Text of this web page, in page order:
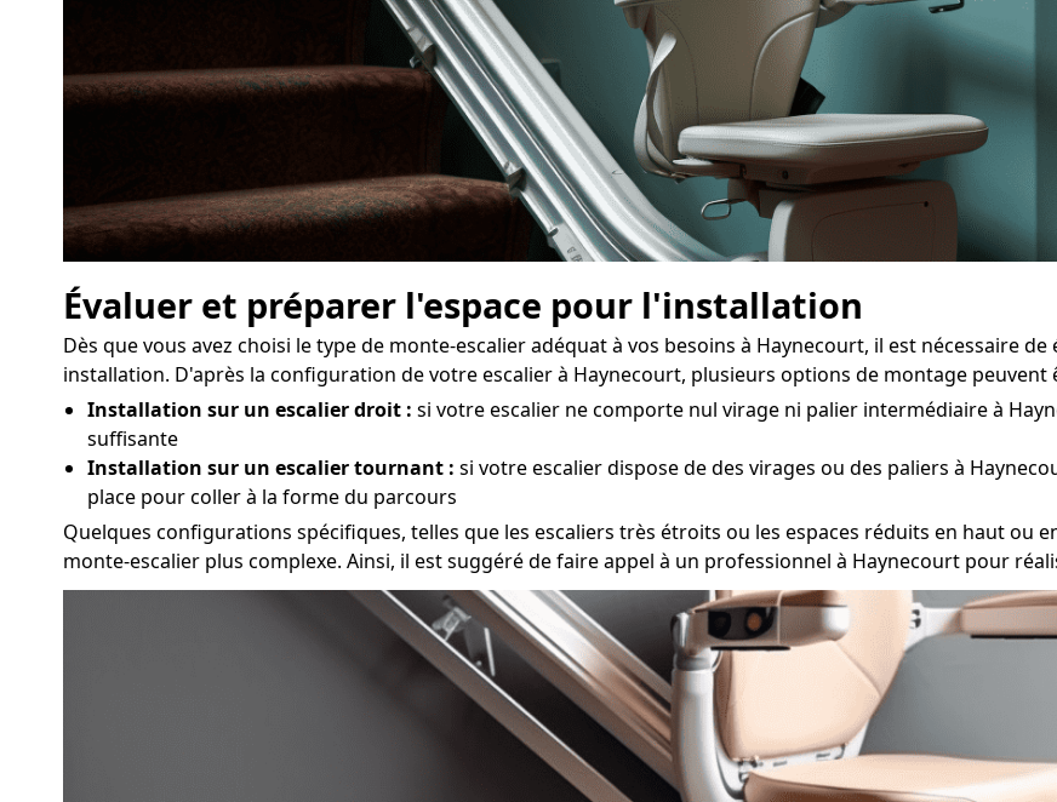
Évaluer et préparer l'espace pour l'installation
Dès que vous avez choisi le type de monte-escalier adéquat à vos besoins à Haynecourt, il est nécessaire
installation. D'après la configuration de votre escalier à Haynecourt, plusieurs options de montage peuvent
Installation sur un escalier droit : si votre escalier ne comporte nul virage ni palier intermédiaire à
suffisante
Installation sur un escalier tournant : si votre escalier dispose de des virages ou des paliers à
place pour coller à la forme du parcours
Quelques configurations spécifiques, telles que les escaliers très étroits ou les espaces réduits en haut ou
monte-escalier plus complexe. Ainsi, il est suggéré de faire appel à un professionnel à Haynecourt pour